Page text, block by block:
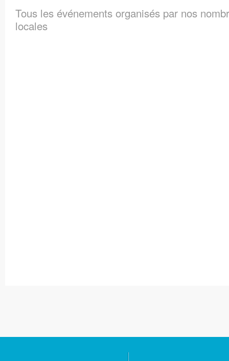
Tous les événements organisés par nos
locales